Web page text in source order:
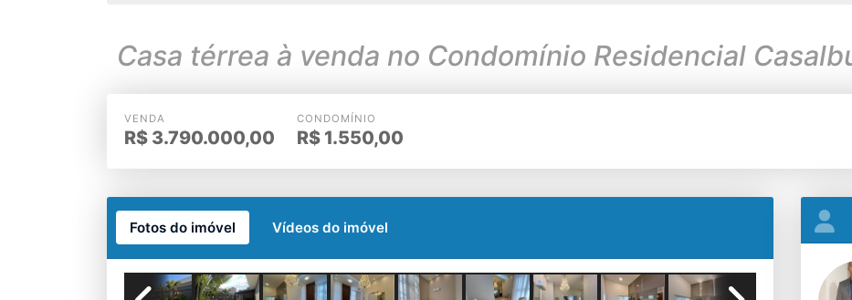
Casa térrea à venda no Condomínio Residencial
VENDA
R$ 3.790.000,00
CONDOMÍNIO
R$ 1.550,00
Fotos do imóvel
Vídeos do imóvel
Área de lazer